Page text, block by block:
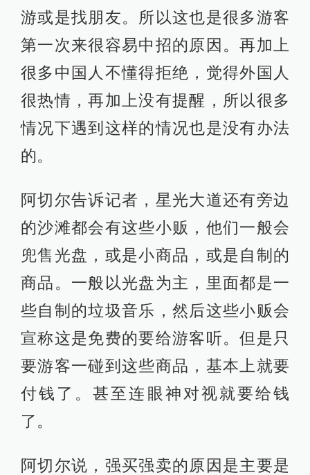
游或是找朋友。所以这也是很多游客
第一次来很容易中招的原因。再加上
很多中国人不懂得拒绝，觉得外国人
很热情，再加上没有提醒，所以很多
情况下遇到这样的情况也是没有办法
的。
阿切尔告诉记者，星光大道还有旁边
的沙滩都会有这些小贩，他们一般会
兜售光盘，或是小商品，或是自制的
商品。一般以光盘为主，里面都是一
些自制的垃圾音乐，然后这些小贩会
宣称这是免费的要给游客听。但是只
要游客一碰到这些商品，基本上就要
付钱了。甚至连眼神对视就要给钱
了。
阿切尔说，强买强卖的原因是主要是